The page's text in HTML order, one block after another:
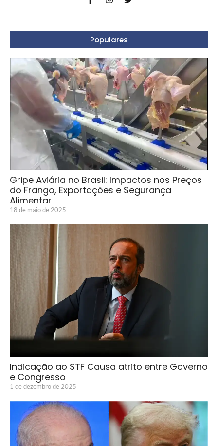
Populares
Gripe Aviária no Brasil: Impactos nos Preços
do Frango, Exportações e Segurança
Alimentar
18 de maio de 2025
Indicação ao STF Causa atrito entre Governo
e Congresso
1 de dezembro de 2025